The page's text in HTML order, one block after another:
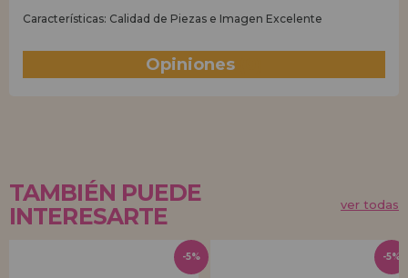
Características: Calidad de Piezas e Imagen Excelente
Opiniones
TAMBIÉN PUEDE
INTERESARTE
ver todas
-5% -5%